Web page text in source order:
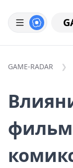
GAME-RADAR